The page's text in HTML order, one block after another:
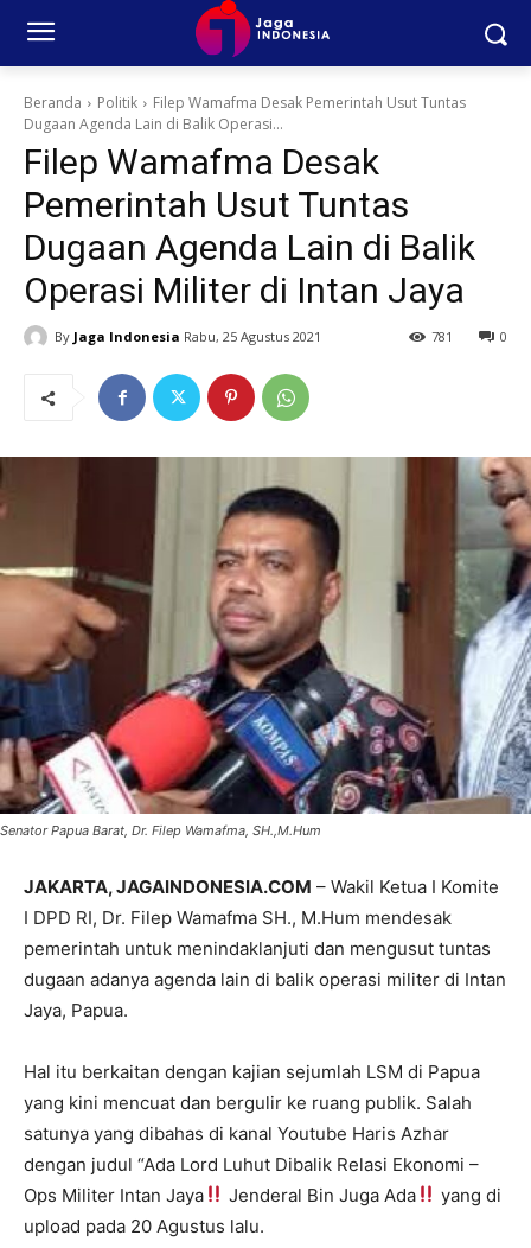
Beranda Politik
Filep Wamafma Desak Pemerintah Usut Tuntas
Dugaan Agenda Lain di Balik Operasi...
Filep Wamafma Desak
Pemerintah Usut Tuntas
Dugaan Agenda Lain di Balik
Operasi Militer di Intan Jaya
By Jaga Indonesia Rabu, 25 Agustus 2021 0
781
Senator Papua Barat, Dr. Filep Wamafma, SH.,M.Hum
JAKARTA, JAGAINDONESIA.COM – Wakil Ketua I Komite
I DPD RI, Dr. Filep Wamafma SH., M.Hum mendesak
pemerintah untuk menindaklanjuti dan mengusut tuntas
dugaan adanya agenda lain di balik operasi militer di Intan
Jaya, Papua.
Hal itu berkaitan dengan kajian sejumlah LSM di Papua
yang kini mencuat dan bergulir ke ruang publik. Salah
satunya yang dibahas di kanal Youtube Haris Azhar
dengan judul “Ada Lord Luhut Dibalik Relasi Ekonomi –
Ops Militer Intan Jaya
Jenderal Bin Juga Ada
yang di
upload pada 20 Agustus lalu.